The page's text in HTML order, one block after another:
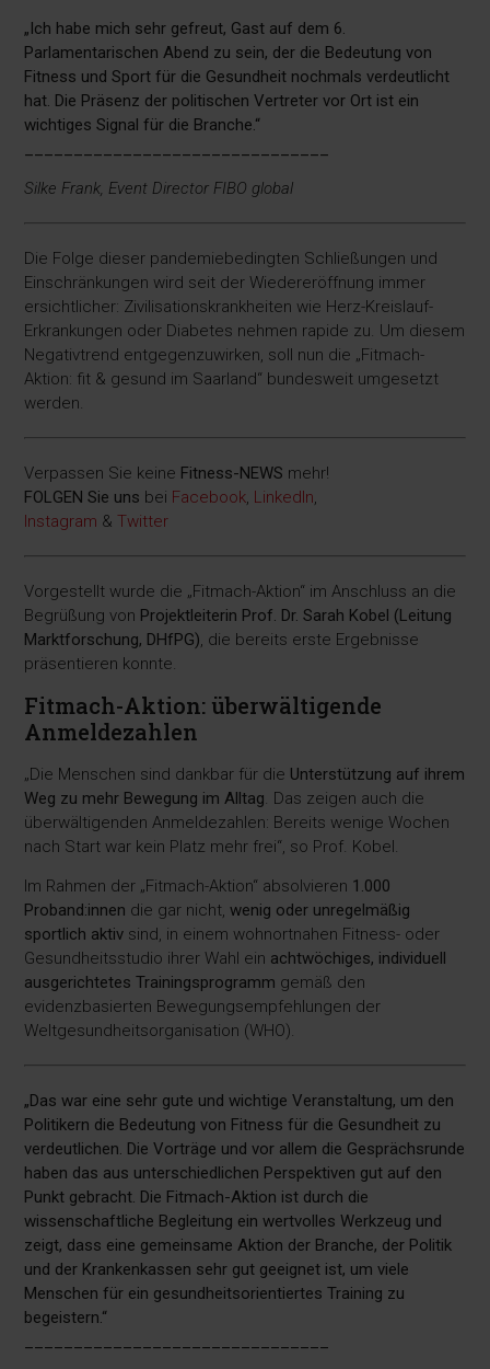
„Ich habe mich sehr gefreut, Gast auf dem 6.
Parlamentarischen Abend zu sein, der die Bedeutung von
Fitness und Sport für die Gesundheit nochmals verdeutlicht
hat. Die Präsenz der politischen Vertreter vor Ort ist ein
wichtiges Signal für die Branche.“
Silke Frank, Event Director FIBO global
Die Folge dieser pandemiebedingten Schließungen und
Einschränkungen wird seit der Wiedereröffnung immer
ersichtlicher: Zivilisationskrankheiten wie Herz-Kreislauf-
Erkrankungen oder Diabetes nehmen rapide zu. Um diesem
Negativtrend entgegenzuwirken, soll nun die „Fitmach-
Aktion: fit & gesund im Saarland“ bundesweit umgesetzt
werden.
Verpassen Sie keine Fitness-NEWS mehr!
FOLGEN Sie uns bei Facebook, LinkedIn,
Instagram &Twitter
Vorgestellt wurde die „Fitmach-Aktion“ im Anschluss an die
Begrüßung von Projektleiterin Prof. Dr. Sarah Kobel (Leitung
Marktforschung, DHfPG), die bereits erste Ergebnisse
präsentieren konnte.
Fitmach-Aktion: überwältigende
Anmeldezahlen
„Die Menschen sind dankbar für die Unterstützung auf ihrem
Weg zu mehr Bewegung im Alltag . Das zeigen auch die
überwältigenden Anmeldezahlen: Bereits wenige Wochen
nach Start war kein Platz mehr frei“, so Prof. Kobel.
Im Rahmen der „Fitmach-Aktion“ absolvieren 1.000
Proband:innen die gar nicht,wenig oder unregelmäßig
sportlich aktiv sind, in einem wohnortnahen Fitness- oder
Gesundheitsstudio ihrer Wahl ein achtwöchiges, individuell
ausgerichtetes Trainingsprogramm gemäß den
evidenzbasierten Bewegungsempfehlungen der
Weltgesundheitsorganisation (WHO).
„Das war eine sehr gute und wichtige Veranstaltung, um den
Politikern die Bedeutung von Fitness für die Gesundheit zu
verdeutlichen. Die Vorträge und vor allem die Gesprächsrunde
haben das aus unterschiedlichen Perspektiven gut auf den
Punkt gebracht. Die Fitmach-Aktion ist durch die
wissenschaftliche Begleitung ein wertvolles Werkzeug und
zeigt, dass eine gemeinsame Aktion der Branche, der Politik
und der Krankenkassen sehr gut geeignet ist, um viele
Menschen für ein gesundheitsorientiertes Training zu
begeistern.“